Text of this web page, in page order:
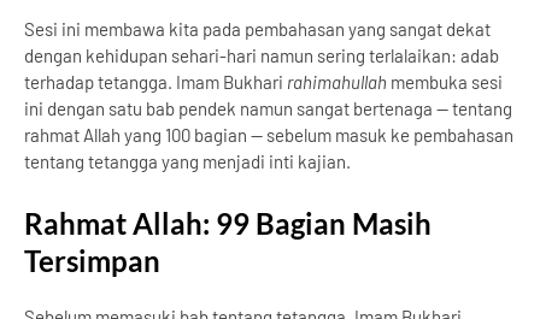
Sesi ini membawa kita pada pembahasan yang sangat dekat
dengan kehidupan sehari-hari namun sering terlalaikan: adab
terhadap tetangga. Imam Bukhari rahimahullah membuka sesi
ini dengan satu bab pendek namun sangat bertenaga — tentang
rahmat Allah yang 100 bagian — sebelum masuk ke pembahasan
tentang tetangga yang menjadi inti kajian.
Rahmat Allah: 99 Bagian Masih
Tersimpan